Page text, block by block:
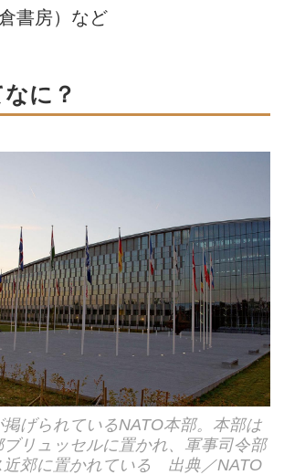
書房）など
に？
げられているNATO本部。本部は
リュッセルに置かれ、軍事司令部
近郊に置かれている 出典／NATO